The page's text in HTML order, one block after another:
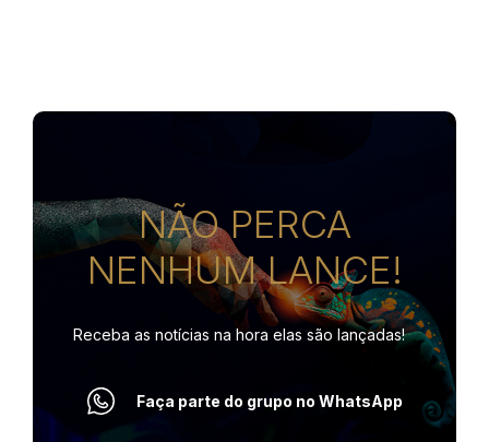
NÃO PERCA
NENHUM LANCE!
Receba as notícias na hora elas são lançadas!
Faça parte do grupo no WhatsApp